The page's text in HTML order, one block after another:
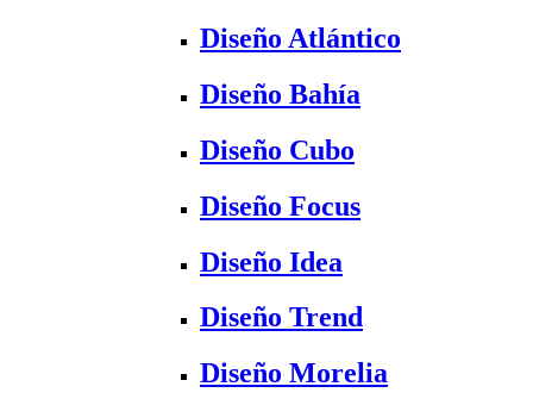
Diseño Atlántico
Diseño Bahía
Diseño Cubo
Diseño Focus
Diseño Idea
Diseño Trend
Diseño Morelia